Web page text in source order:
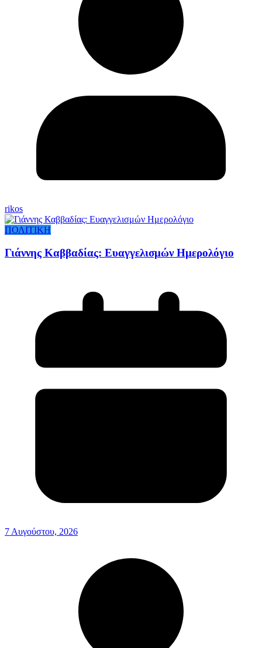
rikos
ΠΟΛΙΤΙΚΗ
Γιάννης Καββαδίας: Ευαγγελισμών Ημερολόγιο
7 Αυγούστου, 2026